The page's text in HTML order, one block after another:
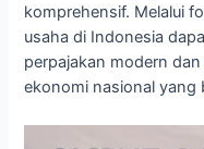
komprehensif. Melalui
usaha di Indonesia
perpajakan modern
ekonomi nasional yang